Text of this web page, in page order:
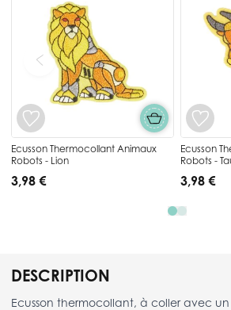
DESCRIPTION
Ecusson thermocollant, à coller avec un
Ecusson Thermocollant Animaux
Robots - Lion
3,98 €
Ecusson
Robots -
3,98 €